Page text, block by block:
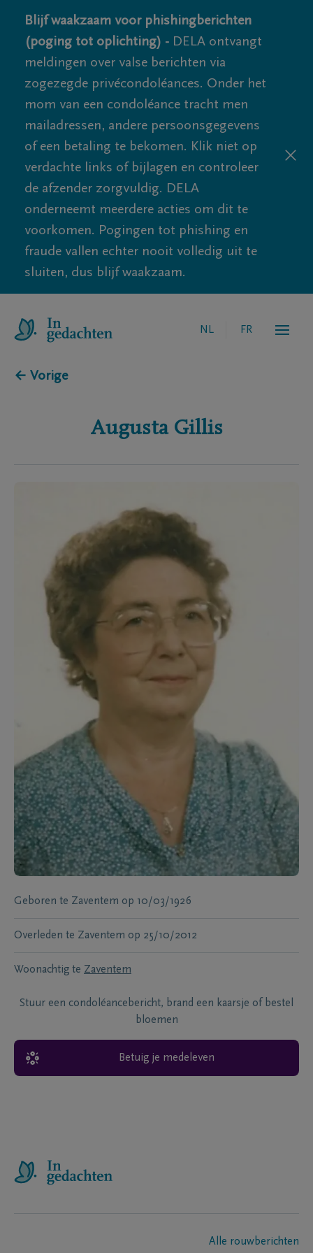
Blijf waakzaam voor phishingberichten
(poging tot oplichting) - DELA ontvangt
meldingen over valse berichten via
zogezegde privécondoléances. Onder het
mom van een condoléance tracht men
mailadressen, andere persoonsgegevens
of een betaling te bekomen. Klik niet op
verdachte links of bijlagen en controleer
de afzender zorgvuldig. DELA
onderneemt meerdere acties om dit te
voorkomen. Pogingen tot phishing en
fraude vallen echter nooit volledig uit te
sluiten, dus blijf waakzaam.
NL FR
← Vorige
Augusta Gillis
Geboren te Zaventem op 10/03/1926
Overleden te Zaventem op 25/10/2012
Woonachtig te Zaventem
Stuur een condoléancebericht, brand een kaarsje of bestel
bloemen
Betuig je medeleven
Alle rouwberichten